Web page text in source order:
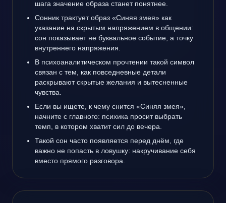
шага значение образа станет понятнее.
Сонник трактует образ «Синяя змея» как
указание на скрытым напряжением в общении:
сон показывает не буквальное событие, а точку
внутреннего напряжения.
В психоаналитическом прочтении такой символ
связан с тем, как повседневные детали
раскрывают скрытые желания и вытесненные
чувства.
Если вы ищете, к чему снится «Синяя змея»,
начните с главного: психика просит выбрать
темп, в котором хватит сил до вечера.
Такой сон часто появляется перед днём, где
важно не попасть в ловушку: накручивание себя
вместо прямого разговора.